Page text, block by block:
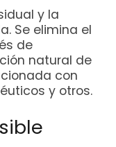
y la
Se elimina el
de
natural de
con
y otros.